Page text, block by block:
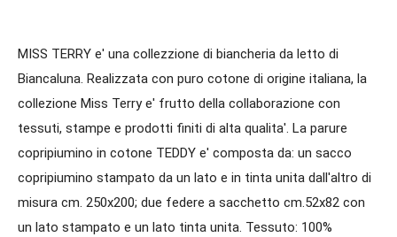
MISS TERRY e' una collezzione di biancheria da letto di
Biancaluna. Realizzata con puro cotone di origine italiana, la
collezione Miss Terry e' frutto della collaborazione con
tessuti, stampe e prodotti finiti di alta qualita'. La parure
copripiumino in cotone TEDDY e' composta da: un sacco
copripiumino stampato da un lato e in tinta unita dall'altro di
misura cm. 250x200; due federe a sacchetto cm.52x82 con
un lato stampato e un lato tinta unita. Tessuto: 100%